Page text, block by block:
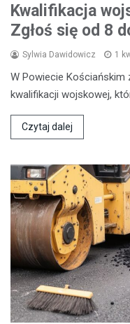
Kwalifikacja
Zgłoś się od 8
Sylwia Dawidowicz 1
W Powiecie Kościańskim
kwalifikacji wojskowej,
Czytaj dalej